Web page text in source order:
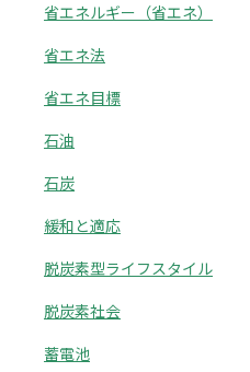
省エネルギー（省エネ）
省エネ法
省エネ目標
石油
石炭
緩和と適応
脱炭素型ライフスタイル
脱炭素社会
蓄電池